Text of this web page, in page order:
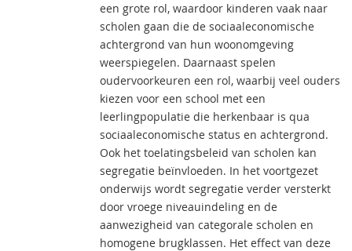
een grote rol, waardoor kinderen vaak naar
scholen gaan die de sociaaleconomische
achtergrond van hun woonomgeving
weerspiegelen. Daarnaast spelen
oudervoorkeuren een rol, waarbij veel ouders
kiezen voor een school met een
leerlingpopulatie die herkenbaar is qua
sociaaleconomische status en achtergrond.
Ook het toelatingsbeleid van scholen kan
segregatie beïnvloeden. In het voortgezet
onderwijs wordt segregatie verder versterkt
door vroege niveauindeling en de
aanwezigheid van categorale scholen en
homogene brugklassen. Het effect van deze